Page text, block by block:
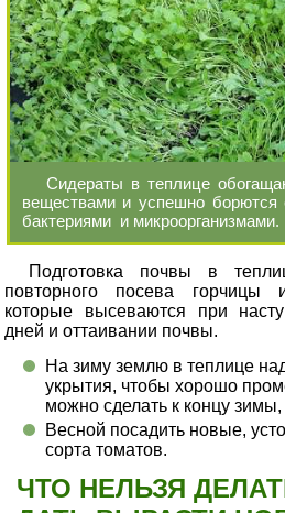
Сидераты в теплице
веществами и успешно борются
бактериями и микроорганизмами.
Подготовка почвы в
повторного посева горчицы
которые высеваются при
дней и оттаивании почвы.
На зиму землю в теплице
укрытия, чтобы хорошо
можно сделать к концу
Весной посадить новые,
сорта томатов.
ЧТО НЕЛЬЗЯ